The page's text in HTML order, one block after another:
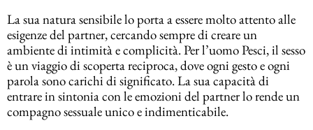
La sua natura sensibile lo porta a essere molto attento alle
esigenze del partner, cercando sempre di creare un
ambiente di intimità e complicità. Per l’uomo Pesci, il sesso
è un viaggio di scoperta reciproca, dove ogni gesto e ogni
parola sono carichi di significato. La sua capacità di
entrare in sintonia con le emozioni del partner lo rende un
compagno sessuale unico e indimenticabile.